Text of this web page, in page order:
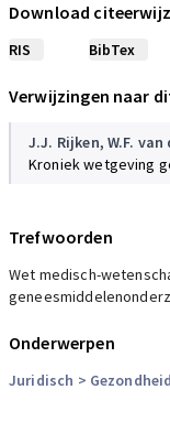
Download
RIS BibTex
Verwijzingen naar
J.J. Rijken, W.F. van
Kroniek wetgeving
Trefwoorden
Wet medisch-
Onderwerpen
Juridisch >